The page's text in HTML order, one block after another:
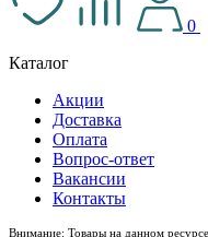
0
Каталог
Акции
Доставка
Оплата
Вопрос-ответ
Вакансии
Контакты
Внимание: Товары на данном